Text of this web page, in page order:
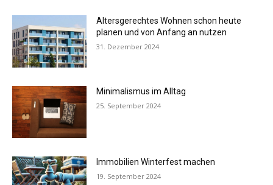
Altersgerechtes Wohnen schon heute
planen und von Anfang an nutzen
31. Dezember 2024
Minimalismus im Alltag
25. September 2024
Immobilien Winterfest machen
19. September 2024